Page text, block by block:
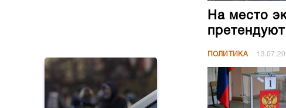
На место
ПОЛИТИКА